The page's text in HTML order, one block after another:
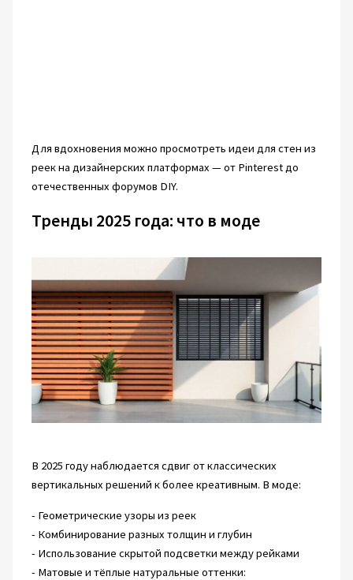
Для вдохновения можно просмотреть идеи для стен из
реек на дизайнерских платформах — от Pinterest до
отечественных форумов DIY.
Тренды 2025 года: что в моде
В 2025 году наблюдается сдвиг от классических
вертикальных решений к более креативным. В моде:
- Геометрические узоры из реек
- Комбинирование разных толщин и глубин
- Использование скрытой подсветки между рейками
- Матовые и тёплые натуральные оттенки: